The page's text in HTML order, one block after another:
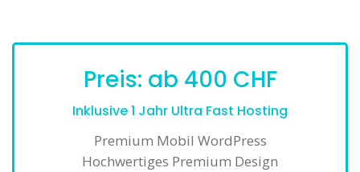
Preis: ab 400 CHF
Inklusive 1 Jahr Ultra Fast Hosting
Premium Mobil WordPress
Hochwertiges Premium Design